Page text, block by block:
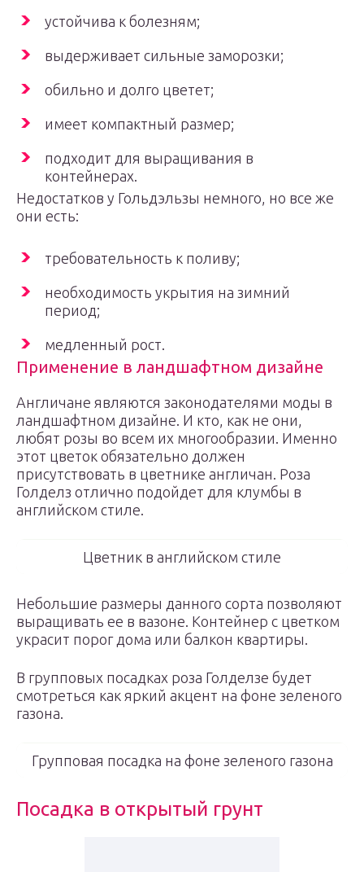
устойчива к болезням;
выдерживает сильные заморозки;
обильно и долго цветет;
имеет компактный размер;
подходит для выращивания в
контейнерах.
Недостатков у Гольдэльзы немного, но все же
они есть:
требовательность к поливу;
необходимость укрытия на зимний
период;
медленный рост.
Применение в ландшафтном дизайне
Англичане являются законодателями моды в
ландшафтном дизайне. И кто, как не они,
любят розы во всем их многообразии. Именно
этот цветок обязательно должен
присутствовать в цветнике англичан. Роза
Голделз отлично подойдет для клумбы в
английском стиле.
Цветник в английском стиле
Небольшие размеры данного сорта позволяют
выращивать ее в вазоне. Контейнер с цветком
украсит порог дома или балкон квартиры.
В групповых посадках роза Голделзе будет
смотреться как яркий акцент на фоне зеленого
газона.
Групповая посадка на фоне зеленого газона
Посадка в открытый грунт